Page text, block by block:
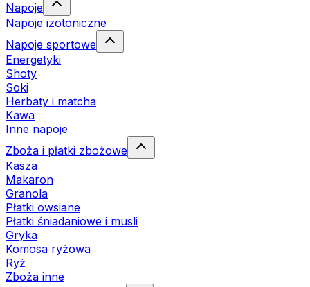
Napoje
Napoje izotoniczne
Napoje sportowe
Energetyki
Shoty
Soki
Herbaty i matcha
Kawa
Inne napoje
Zboża i płatki zbożowe
Kasza
Makaron
Granola
Płatki owsiane
Płatki śniadaniowe i musli
Gryka
Komosa ryżowa
Ryż
Zboża inne